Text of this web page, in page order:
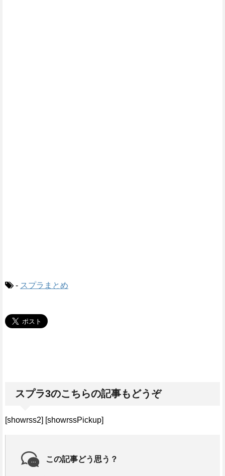
- スプラまとめ
スプラ3のこちらの記事もどうぞ
[showrss2] [showrssPickup]
この記事どう思う？